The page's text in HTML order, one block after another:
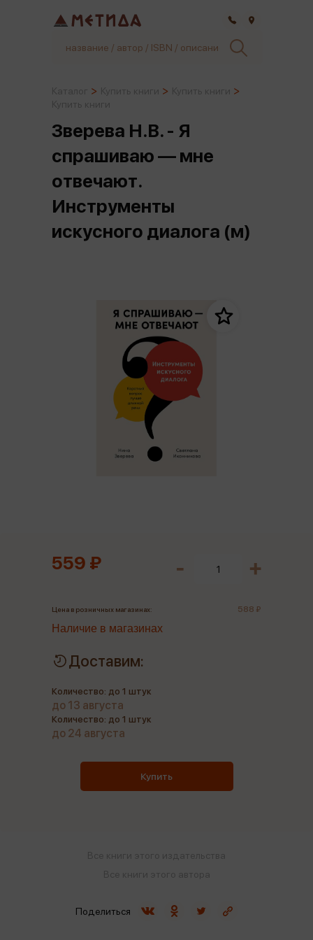
Зверева Н.В. - Я
спрашиваю — мне
отвечают.
Инструменты
искусного диалога (м)
559 ₽
Цена в розничных магазинах: 588 ₽
Наличие в магазинах
Доставим:
Количество: до 1 штук
до 13 августа
Количество: до 1 штук
до 24 августа
Купить
Поделиться